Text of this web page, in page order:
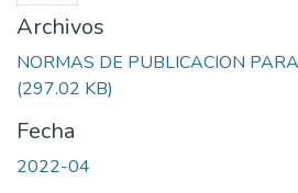
Archivos
NORMAS DE PUBLICACION
(297.02 KB)
Fecha
2022-04